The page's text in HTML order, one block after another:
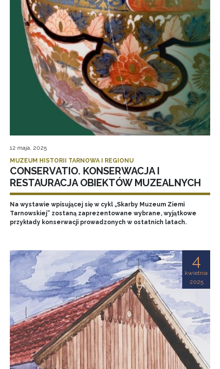
12 maja, 2025
MUZEUM HISTORII TARNOWA I REGIONU
CONSERVATIO. KONSERWACJA I
RESTAURACJA OBIEKTÓW MUZEALNYCH
Na wystawie wpisującej się w cykl „Skarby Muzeum Ziemi
Tarnowskiej” zostaną zaprezentowane wybrane, wyjątkowe
przykłady konserwacji prowadzonych w ostatnich latach.
4
kwietnia
2025